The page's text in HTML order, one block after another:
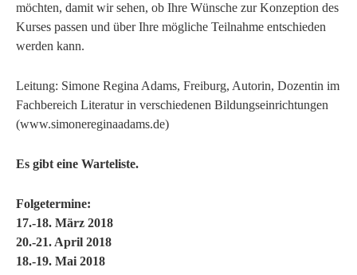
möchten, damit wir sehen, ob Ihre Wünsche zur Konzeption des
Kurses passen und über Ihre mögliche Teilnahme entschieden
werden kann.
Leitung: Simone Regina Adams, Freiburg, Autorin, Dozentin im
Fachbereich Literatur in verschiedenen Bildungseinrichtungen
(www.simonereginaadams.de)
Es gibt eine Warteliste.
Folgetermine:
17.-18. März 2018
20.-21. April 2018
18.-19. Mai 2018